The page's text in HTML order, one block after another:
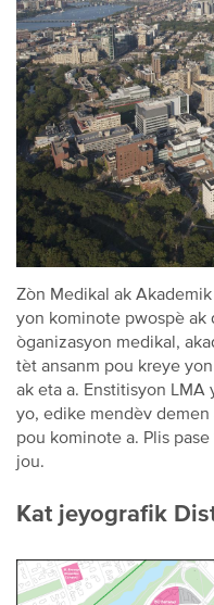
Zòn Medikal ak
yon kominote pwospè ak
òganizasyon medikal,
tèt ansanm pou kreye
ak eta a. Enstitisyon LMA
yo, edike mendèv
pou kominote a. Plis
jou.
Kat jeyografik